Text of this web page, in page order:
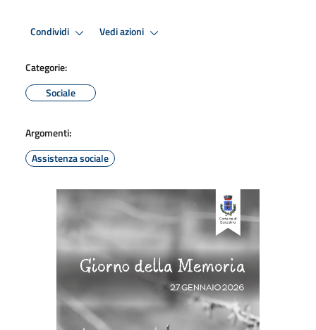
Condividi Vedi azioni
Categorie:
Sociale
Argomenti:
Assistenza sociale